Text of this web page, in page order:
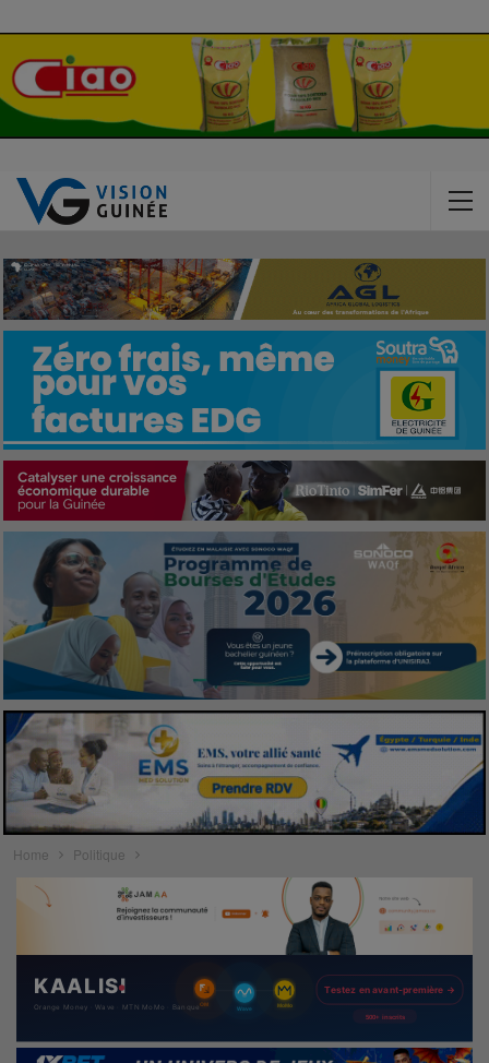
Home Politique